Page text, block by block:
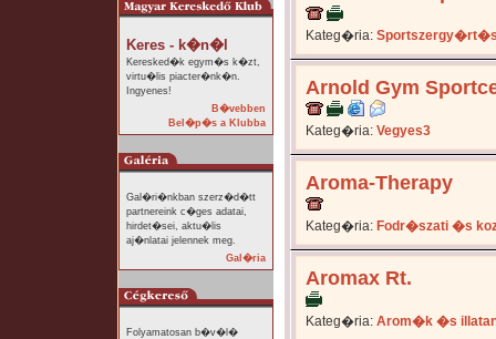
Keres - k�n�l
Keresked�k egym�s k�zt,
virtu�lis piacter�nk�n.
Ingyenes!
B�vebben
Bel�p�s a Klubba
Gal�ri�nkban szerz�d�tt
partnereink c�ges adatai,
hirdet�sei, aktu�lis
aj�nlatai jelennek meg.
Gal�ria
Folyamatosan b�v�l�
Kateg�ria:
Arnold Gym
Kateg�ria: Vegyes3
Aroma-Therapy
Kateg�ria: Fodr�szati �s
Aromax Rt.
Kateg�ria: Arom�k �s